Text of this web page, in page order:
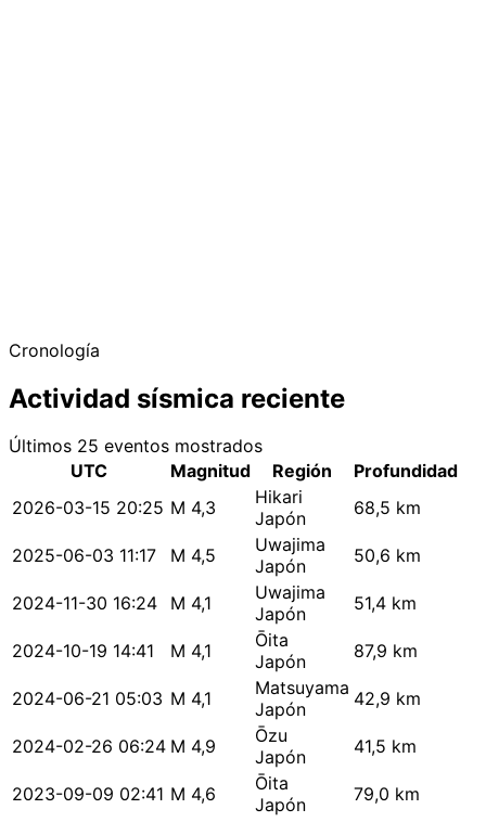
Cronología
Actividad sísmica reciente
Últimos 25 eventos mostrados
UTC
Magnitud Región
Profundidad
2026-03-15 20:25 M 4,3
Hikari
Japón
68,5 km
2025-06-03 11:17 M 4,5
Uwajima
Japón
50,6 km
2024-11-30 16:24 M 4,1
Uwajima
Japón
51,4 km
2024-10-19 14:41 M 4,1
Ōita
Japón
87,9 km
2024-06-21 05:03 M 4,1
Matsuyama
Japón
42,9 km
2024-02-26 06:24 M 4,9
Ōzu
Japón
41,5 km
2023-09-09 02:41 M 4,6
Ōita
Japón
79,0 km